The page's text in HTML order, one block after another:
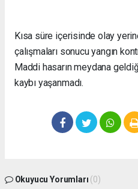
Kısa süre içerisinde olay
çalışmaları sonucu yangın
Maddi hasarın meydana
kaybı yaşanmadı.
Okuyucu Yorumları (0)